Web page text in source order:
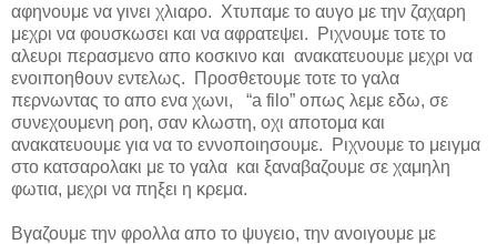
αφηνουμε να γινει χλιαρο. Χτυπαμε το αυγο με την ζαχαρη
μεχρι να φουσκωσει και να αφρατεψει. Ριχνουμε τοτε το
αλευρι περασμενο απο κοσκινο και ανακατευουμε μεχρι να
ενοιποηθουν εντελως. Προσθετουμε τοτε το γαλα
περνωντας το απο ενα χωνι, “a filo” οπως λεμε εδω, σε
συνεχουμενη ροη, σαν κλωστη, οχι αποτομα και
ανακατευουμε για να το εννοποιησουμε. Ριχνουμε το μειγμα
στο κατσαρολακι με το γαλα και ξαναβαζουμε σε χαμηλη
φωτια, μεχρι να πηξει η κρεμα.
Βγαζουμε την φρολλα απο το ψυγειο, την ανοιγουμε με